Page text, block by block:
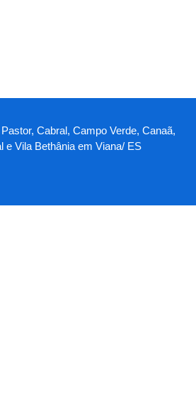
Cabral, Campo Verde, Canaã,
e Vila Bethânia em Viana/ ES